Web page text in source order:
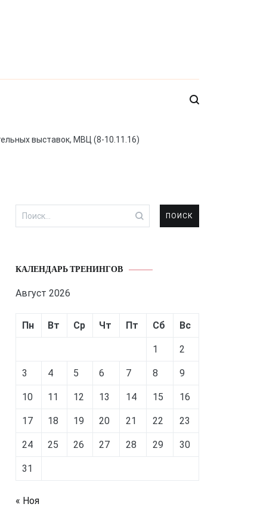
выставок, МВЦ (8-10.11.16)
Найти:
КАЛЕНДАРЬ ТРЕНИНГОВ
Август 2026
Пн Вт Ср Чт Пт Сб Вс
1 2
3 4 5 6 7 8 9
10 11 12 13 14 15 16
17 18 19 20 21 22 23
24 25 26 27 28 29 30
31
« Ноя